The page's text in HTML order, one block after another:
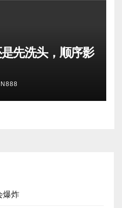
先洗头，顺序影
爆炸